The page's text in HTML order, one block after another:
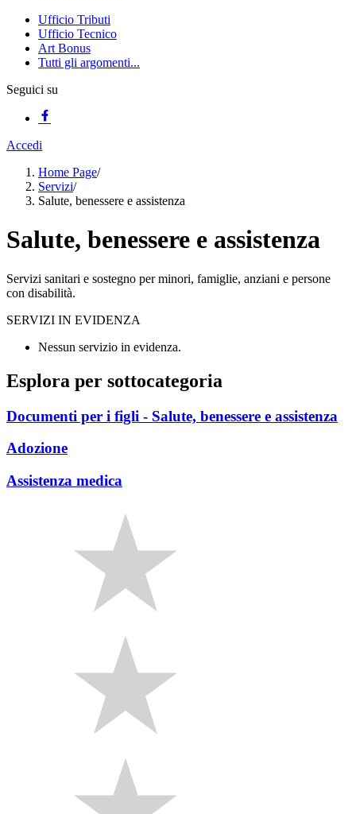
Ufficio Tributi
Ufficio Tecnico
Art Bonus
Tutti gli argomenti...
Seguici su
Accedi
Home Page/
Servizi/
Salute, benessere e assistenza
Salute, benessere e assistenza
Servizi sanitari e sostegno per minori, famiglie, anziani e persone
con disabilità.
SERVIZI IN EVIDENZA
Nessun servizio in evidenza.
Esplora per sottocategoria
Documenti per i figli - Salute, benessere e assistenza
Adozione
Assistenza medica